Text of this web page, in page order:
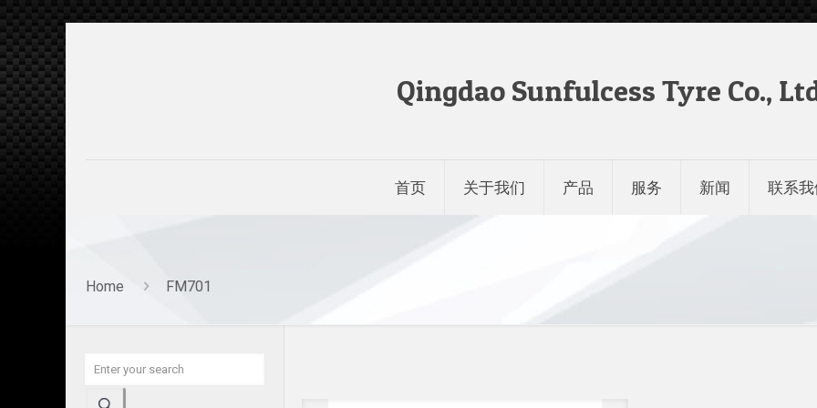
Qingdao Sunfulcess Tyre Co.,
首页 关于我们 产品 服务 新闻 联系
Home FM701